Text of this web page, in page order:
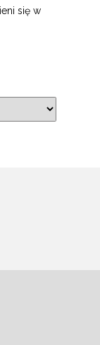
się w